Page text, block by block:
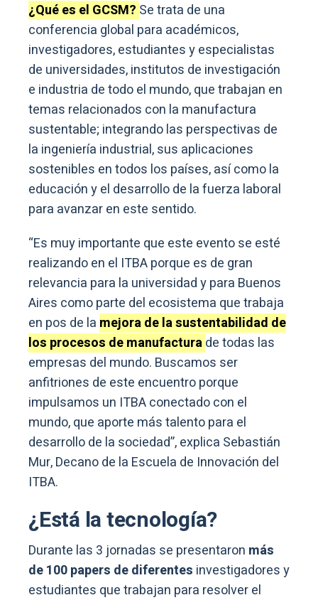
¿Qué es el GCSM? Se trata de una
conferencia global para académicos,
investigadores, estudiantes y especialistas
de universidades, institutos de investigación
e industria de todo el mundo, que trabajan en
temas relacionados con la manufactura
sustentable; integrando las perspectivas de
la ingeniería industrial, sus aplicaciones
sostenibles en todos los países, así como la
educación y el desarrollo de la fuerza laboral
para avanzar en este sentido.
“Es muy importante que este evento se esté
realizando en el ITBA porque es de gran
relevancia para la universidad y para Buenos
Aires como parte del ecosistema que trabaja
en pos de la mejora de la sustentabilidad de
los procesos de manufacturade todas las
empresas del mundo. Buscamos ser
anfitriones de este encuentro porque
impulsamos un ITBA conectado con el
mundo, que aporte más talento para el
desarrollo de la sociedad”, explica Sebastián
Mur, Decano de la Escuela de Innovación del
ITBA.
¿Está la tecnología?
Durante las 3 jornadas se presentaron más
de 100 papers de diferentes investigadores y
estudiantes que trabajan para resolver el